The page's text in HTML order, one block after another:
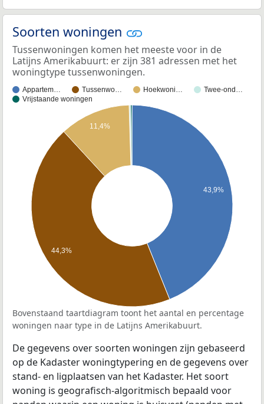
Soorten woningen
Tussenwoningen komen het meeste voor in de
Latijns Amerikabuurt: er zijn 381 adressen met het
woningtype tussenwoningen.
Appartem… Tussenwo… Hoekwoni…
Twee-ond…
Vrijstaande woningen
43,9%
11,4%
44,3%
Bovenstaand taartdiagram toont het aantal en percentage
woningen naar type in de Latijns Amerikabuurt.
De gegevens over soorten woningen zijn gebaseerd
op de Kadaster woningtypering en de gegevens over
stand- en ligplaatsen van het Kadaster. Het soort
woning is geografisch-algoritmisch bepaald voor